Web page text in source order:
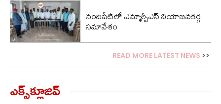
నందిపేట్‌లో ఎమ్మార్పీఎస్ నియోజవకర్గ
సమావేశం
READ MORE LATEST NEWS >>
ఎక్స్‌క్లూజివ్‌